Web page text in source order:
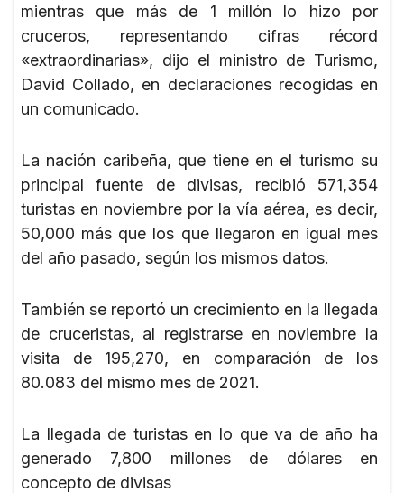
mientras que más de 1 millón lo hizo por
cruceros, representando cifras récord
«extraordinarias», dijo el ministro de Turismo,
David Collado, en declaraciones recogidas en
un comunicado.
La nación caribeña, que tiene en el turismo su
principal fuente de divisas, recibió 571,354
turistas en noviembre por la vía aérea, es decir,
50,000 más que los que llegaron en igual mes
del año pasado, según los mismos datos.
También se reportó un crecimiento en la llegada
de cruceristas, al registrarse en noviembre la
visita de 195,270, en comparación de los
80.083 del mismo mes de 2021.
La llegada de turistas en lo que va de año ha
generado 7,800 millones de dólares en
concepto de divisas